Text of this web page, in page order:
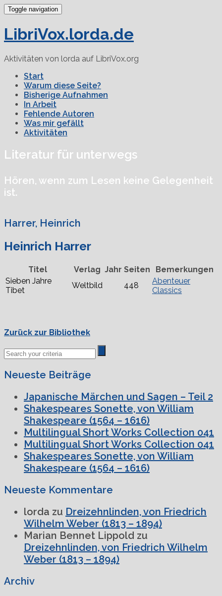
Toggle navigation
LibriVox.lorda.de
Aktivitäten von lorda auf LibriVox.org
Start
Warum diese Seite?
Bisherige Aufnahmen
In Arbeit
Fehlende Autoren
Was mir gefällt
Aktivitäten
Literatur für unterwegs
Hören, wenn zum Lesen keine Gelegenheit
ist.
Harrer, Heinrich
Heinrich Harrer
Titel Verlag Jahr Seiten
Bemerkungen
Sieben Jahre
Tibet
Weltbild 448
Abenteuer
Classics
Zurück zur Bibliothek
Neueste Beiträge
Japanische Märchen und Sagen – Teil 2
Shakespeares Sonette, von William
Shakespeare (1564 – 1616)
Multilingual Short Works Collection 041
Multilingual Short Works Collection 041
Shakespeares Sonette, von William
Shakespeare (1564 – 1616)
Neueste Kommentare
lorda zu Dreizehnlinden, von Friedrich
Wilhelm Weber (1813 – 1894)
Marian Bennet Lippold zu
Dreizehnlinden, von Friedrich Wilhelm
Weber (1813 – 1894)
Archiv